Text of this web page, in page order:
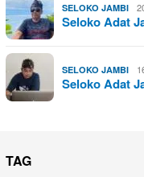
SELOKO JAMBI
Seloko Adat
SELOKO JAMBI
Seloko Adat
TAG